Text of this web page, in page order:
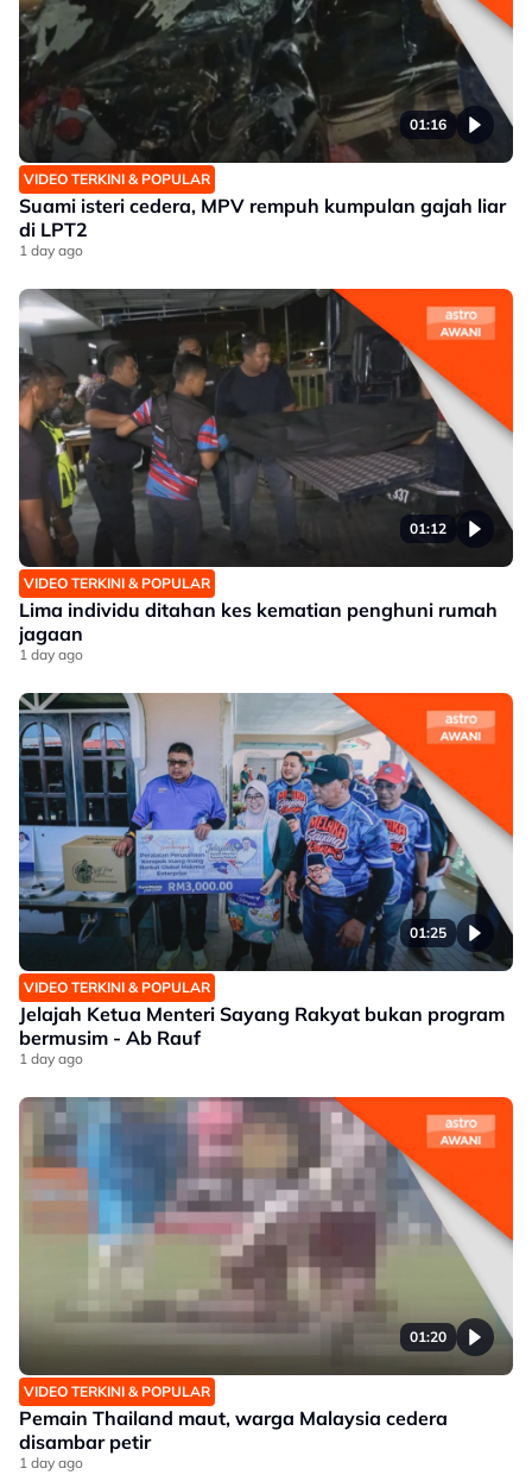
01:16
VIDEO TERKINI & POPULAR
Suami isteri cedera, MPV rempuh kumpulan gajah liar
di LPT2
1 day ago
01:12
VIDEO TERKINI & POPULAR
Lima individu ditahan kes kematian penghuni rumah
jagaan
1 day ago
01:25
VIDEO TERKINI & POPULAR
Jelajah Ketua Menteri Sayang Rakyat bukan program
bermusim - Ab Rauf
1 day ago
01:20
VIDEO TERKINI & POPULAR
Pemain Thailand maut, warga Malaysia cedera
disambar petir
1 day ago